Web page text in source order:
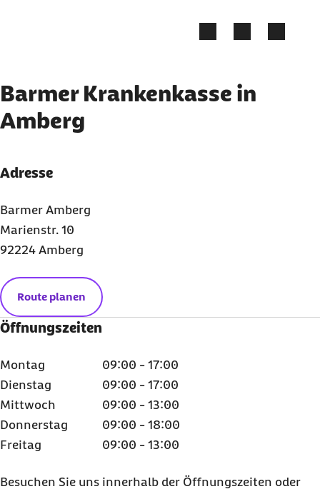
Barmer Krankenkasse in
Amberg
Adresse
Barmer Amberg
Marienstr. 10
92224 Amberg
Route planen
Öffnungszeiten
Montag
09:00 - 17:00
Dienstag
09:00 - 17:00
Mittwoch
09:00 - 13:00
Donnerstag
09:00 - 18:00
Freitag
09:00 - 13:00
Besuchen Sie uns innerhalb der Öffnungszeiten oder